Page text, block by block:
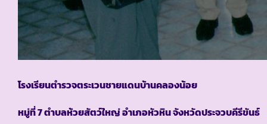
โรงเรียนตำรวจตระเวนชายแดนบ้านคลองน้อย
หมู่ที่ 7 ตำบลห้วยสัตว์ใหญ่ อำเภอหัวหิน จังหวัดประจวบคีรีขันธ์